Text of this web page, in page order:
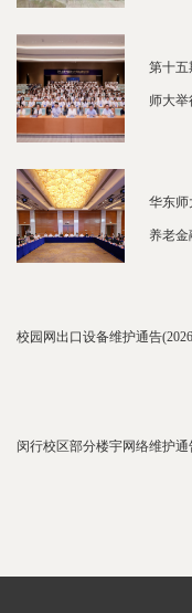
第十五
师大举
华东师
养老
校园网出口设备维护通告
闵行校区部分楼宇网络维护通